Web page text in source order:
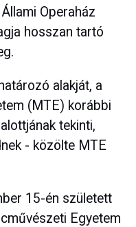
Operaház
hosszan tartó
alakját, a
(MTE) korábbi
tekinti,
- közölte MTE
15-én született
Egyetem